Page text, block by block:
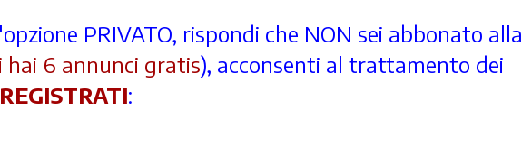
PRIVATO, rispondi che NON sei abbonato alla
hai 6 annunci gratis), acconsenti al trattamento dei
REGISTRATI: